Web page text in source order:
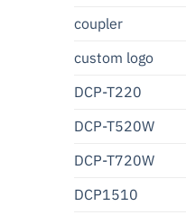
coupler
custom logo
DCP-T220
DCP-T520W
DCP-T720W
DCP1510